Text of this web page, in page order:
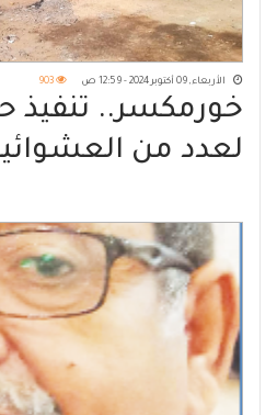
الأربعاء, 09 أكتوبر 2024 - 12:59 ص 903
خورمكسر.. تنفيذ
لعدد من